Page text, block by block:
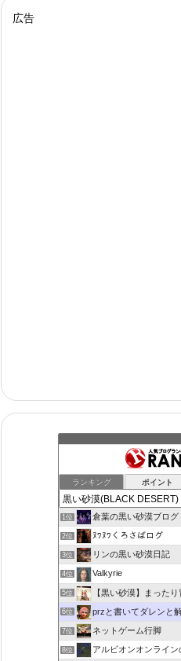
広告
ランキング ポイント
1位 倉葉の黒い砂漠ブログ
2位 ﾇﾜﾇﾜくろさばログ
3位 リンの黒い砂漠日記
4位 Valkyrie
5位 【黒い砂漠】まったり冒険
6位 przと書いてダレンと解
7位 ネットゲーム行脚
8位 アルビオンオンライン